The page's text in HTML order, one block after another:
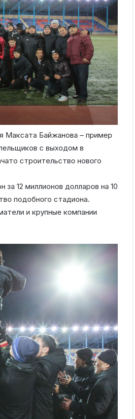
Максата Байжанова – пример
с выходом в
строительство нового
12 миллионов долларов на 10
подобного стадиона.
и крупные компании